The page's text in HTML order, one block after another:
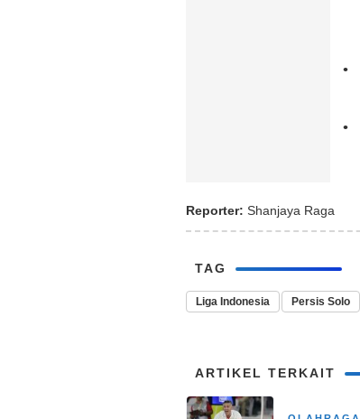
Reporter: Shanjaya Raga
TAG
Liga Indonesia Persis Solo
ARTIKEL TERKAIT